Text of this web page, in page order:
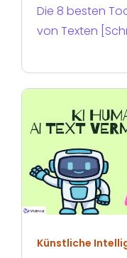
Die 8 besten
von Texten
Künstliche